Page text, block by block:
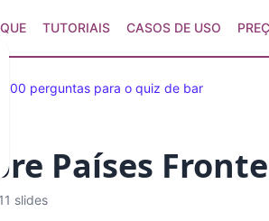
TUTORIAIS CASOS DE USO
100 perguntas para o quiz de bar
Países
11 slides